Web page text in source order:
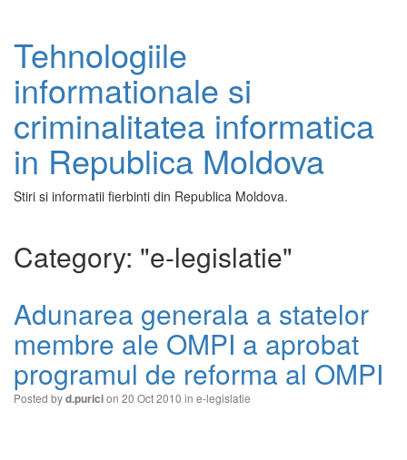
Tehnologiile
informationale si
criminalitatea informatica
in Republica Moldova
Stiri si informatii fierbinti din Republica Moldova.
Category: "e-legislatie"
Adunarea generala a statelor
membre ale OMPI a aprobat
programul de reforma al OMPI
Posted byd.puricion 20 Oct 2010 in e-legislatie